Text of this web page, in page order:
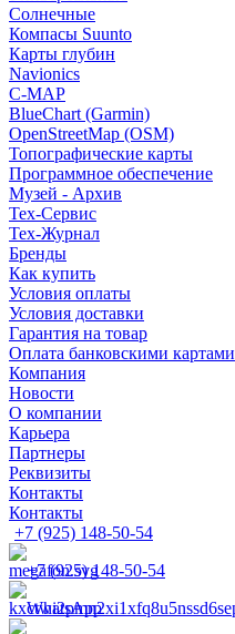
Солнечные
Компасы Suunto
Карты глубин
Navionics
C-MAP
BlueChart (Garmin)
OpenStreetMap (OSM)
Топографические карты
Программное обеспечение
Музей - Архив
Tex-Сервис
Тех-Журнал
Бренды
Как купить
Условия оплаты
Условия доставки
Гарантия на товар
Оплата банковскими картами
Компания
Новости
О компании
Карьера
Партнеры
Реквизиты
Контакты
Контакты
+7 (925) 148-50-54
+7 (925) 148-50-54
WhatsApp